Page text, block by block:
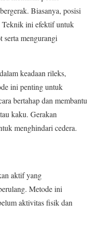
Biasanya, posisi
Teknik ini efektif untuk
serta mengurangi
keadaan rileks,
ini penting untuk
bertahap dan membantu
kaku. Gerakan
menghindari cedera.
aktif yang
Metode ini
aktivitas fisik dan